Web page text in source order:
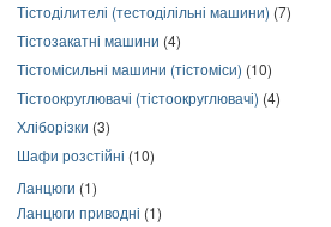
Тістоділителі (тестоділільні машини) (7)
Тістозакатні машини (4)
Тістомісильні машини (тістоміси) (10)
Тістоокруглювачі (тістоокруглювачі) (4)
Хліборізки (3)
Шафи розстійні (10)
Ланцюги (1)
Ланцюги приводні (1)